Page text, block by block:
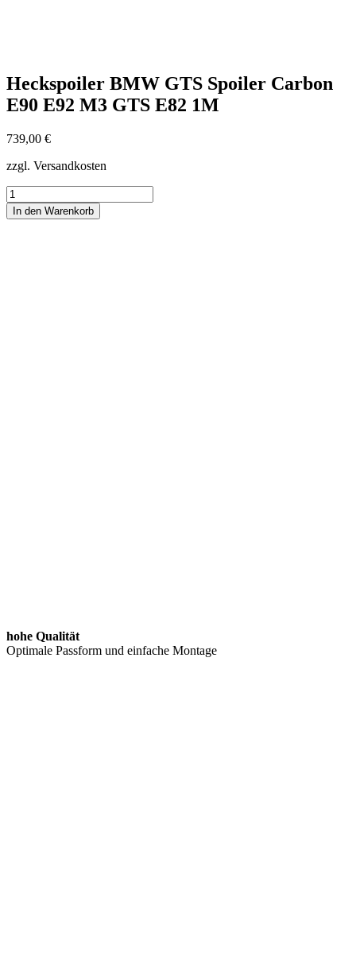
Heckspoiler BMW GTS Spoiler Carbon
E90 E92 M3 GTS E82 1M
739,00 €
zzgl. Versandkosten
Heckspoiler
BMW
GTS
In den Warenkorb
hohe Qualität
Optimale Passform und einfache Montage